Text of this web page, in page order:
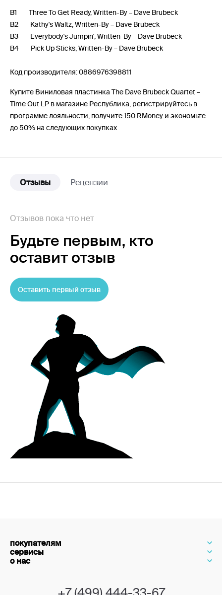
B1 Three To Get Ready, Written-By – Dave Brubeck
B2 Kathy's Waltz, Written-By – Dave Brubeck
B3 Everybody's Jumpin', Written-By – Dave Brubeck
B4 Pick Up Sticks, Written-By – Dave Brubeck
Код производителя: 0886976398811
Купите Виниловая пластинка The Dave Brubeck Quartet –
Time Out LP в магазине Республика, регистрируйтесь в
программе лояльности, получите 150 RMoney и экономьте
до 50% на следующих покупках
Отзывы Рецензии
Отзывов пока что нет
Будьте первым, кто
оставит отзыв
Оставить первый отзыв
покупателям
сервисы
о нас